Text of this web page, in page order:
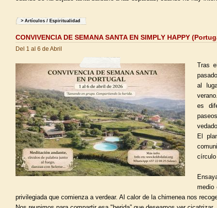
> Artículos / Espiritualidad
CONVIVENCIA DE SEMANA SANTA EN SIMPLY HAPPY
Del 1 al 6 de Abril
Tras
al
es
El
medio
privilegiada que comienza a verdear. Al calor de la chimenea nos